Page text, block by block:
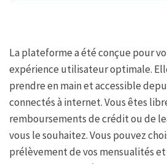
La plateforme a été conçue pour
expérience utilisateur optimale.
prendre en main et accessible
connectés à internet. Vous êtes
remboursements de crédit ou de
vous le souhaitez. Vous pouvez
prélèvement de vos mensualités